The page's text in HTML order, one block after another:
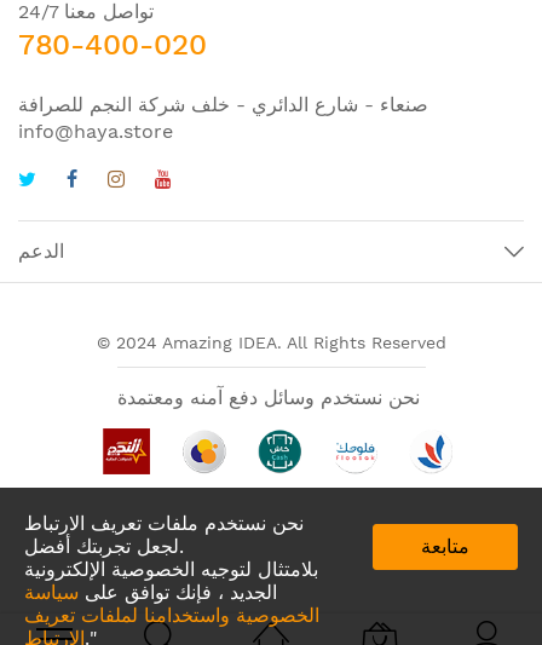
نحن نستخدم ملفات تعريف الارتباط
لجعل تجربتك أفضل.
بلامتثال لتوجيه الخصوصية الإلكترونية
الجديد ، فإنك توافق على سياسة
الخصوصية واستخدامنا لملفات تعريف
الارتباط."
متابعة
تواصل معنا 24/7
780-400-020
صنعاء - شارع الدائري - خلف شركة النجم للصرافة
info@haya.store
الدعم
© 2024 Amazing IDEA. All Rights Reserved
تطبيقات لدينا في